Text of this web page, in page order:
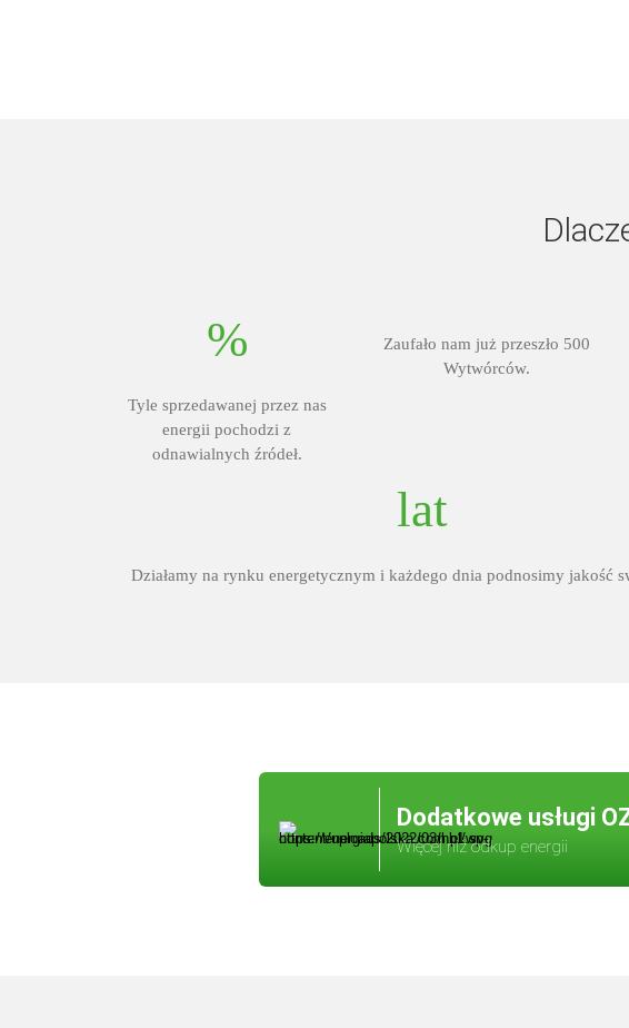
%
Tyle sprzedawanej przez nas
energii pochodzi z
odnawialnych źródeł.
Zaufało nam już przeszło 500
Wytwórców.
lat
Działamy na rynku energetycznym i każdego dnia podnosimy jakość
Dodatkowe usługi
Więcej niż odkup energii